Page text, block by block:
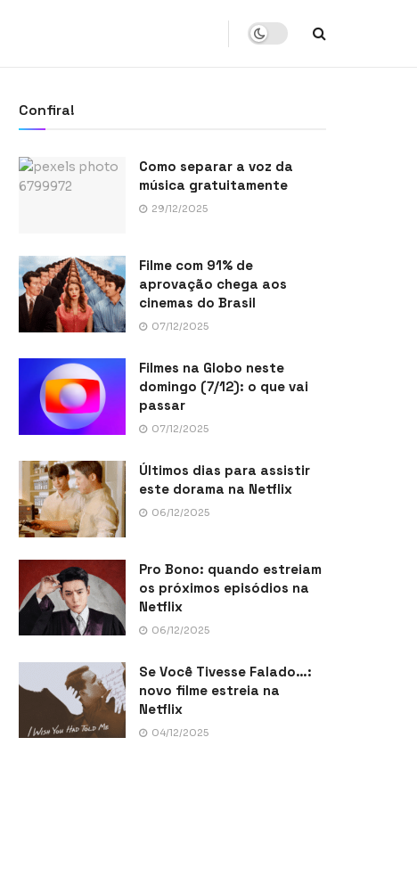
Confira!
Como separar a voz da
música gratuitamente
29/12/2025
Filme com 91% de
aprovação chega aos
cinemas do Brasil
07/12/2025
Filmes na Globo neste
domingo (7/12): o que vai
passar
07/12/2025
Últimos dias para assistir
este dorama na Netflix
06/12/2025
Pro Bono: quando estreiam
os próximos episódios na
Netflix
06/12/2025
Se Você Tivesse Falado…:
novo filme estreia na
Netflix
04/12/2025